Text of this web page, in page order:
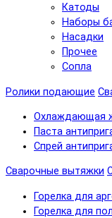
Катоды
Наборы
Насадки
Прочее
Сопла
Ролики подающие
Охлаждающая
Паста
Спрей
Сварочные вытяжки
Горелка для
Горелка для